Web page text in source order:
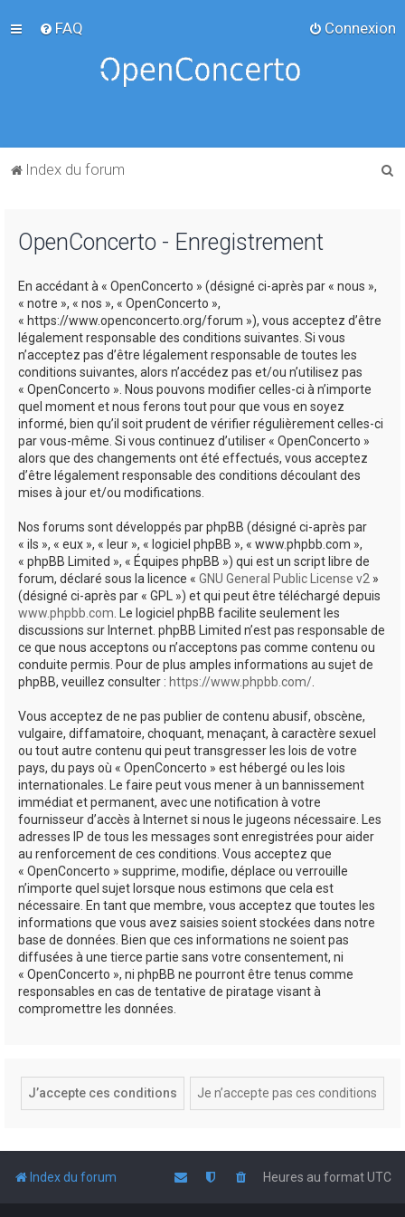
FAQ Connexion
Index du forum
OpenConcerto - Enregistrement
En accédant à « OpenConcerto » (désigné ci-après par « nous »,
« notre », « nos », « OpenConcerto »,
« https://www.openconcerto.org/forum »), vous acceptez d’être
légalement responsable des conditions suivantes. Si vous
n’acceptez pas d’être légalement responsable de toutes les
conditions suivantes, alors n’accédez pas et/ou n’utilisez pas
« OpenConcerto ». Nous pouvons modifier celles-ci à n’importe
quel moment et nous ferons tout pour que vous en soyez
informé, bien qu’il soit prudent de vérifier régulièrement celles-ci
par vous-même. Si vous continuez d’utiliser « OpenConcerto »
alors que des changements ont été effectués, vous acceptez
d’être légalement responsable des conditions découlant des
mises à jour et/ou modifications.
Nos forums sont développés par phpBB (désigné ci-après par
« ils », « eux », « leur », « logiciel phpBB », « www.phpbb.com »,
« phpBB Limited », « Équipes phpBB ») qui est un script libre de
forum, déclaré sous la licence « GNU General Public License v2 »
(désigné ci-après par « GPL ») et qui peut être téléchargé depuis
www.phpbb.com. Le logiciel phpBB facilite seulement les
discussions sur Internet. phpBB Limited n’est pas responsable de
ce que nous acceptons ou n’acceptons pas comme contenu ou
conduite permis. Pour de plus amples informations au sujet de
phpBB, veuillez consulter : https://www.phpbb.com/.
Vous acceptez de ne pas publier de contenu abusif, obscène,
vulgaire, diffamatoire, choquant, menaçant, à caractère sexuel
ou tout autre contenu qui peut transgresser les lois de votre
pays, du pays où « OpenConcerto » est hébergé ou les lois
internationales. Le faire peut vous mener à un bannissement
immédiat et permanent, avec une notification à votre
fournisseur d’accès à Internet si nous le jugeons nécessaire. Les
adresses IP de tous les messages sont enregistrées pour aider
au renforcement de ces conditions. Vous acceptez que
« OpenConcerto » supprime, modifie, déplace ou verrouille
n’importe quel sujet lorsque nous estimons que cela est
nécessaire. En tant que membre, vous acceptez que toutes les
informations que vous avez saisies soient stockées dans notre
base de données. Bien que ces informations ne soient pas
diffusées à une tierce partie sans votre consentement, ni
« OpenConcerto », ni phpBB ne pourront être tenus comme
responsables en cas de tentative de piratage visant à
compromettre les données.
Index du forum Heures au formatUTC